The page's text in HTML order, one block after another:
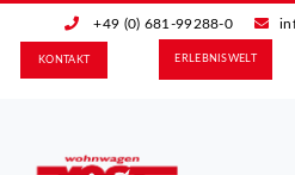
+49 (0) 681-99288-0
ERLEBNIS­WELT
KONTAKT